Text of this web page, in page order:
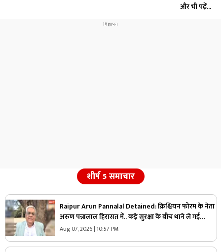
और भी पढ़ें...
शीर्ष 5 समाचार
Raipur Arun Pannalal Detained: क्रिश्चियन फोरम के नेता
अरुण पन्नालाल हिरासत में.. कड़े सुरक्षा के बीच थाने ले गई
पुलिस, जानें क्या है आरोप
Aug 07, 2026 | 10:57 PM